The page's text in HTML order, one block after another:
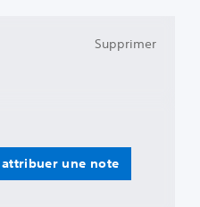
une note
Supprimer